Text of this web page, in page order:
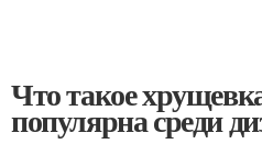
Что такое
популярна среди